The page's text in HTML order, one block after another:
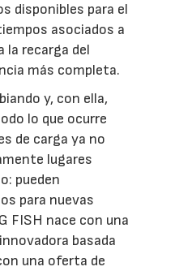
disponibles para el
asociados a
la recarga del
más completa.
y, con ella,
lo que ocurre
de carga ya no
lugares
pueden
para nuevas
FISH nace con una
basada
una oferta de